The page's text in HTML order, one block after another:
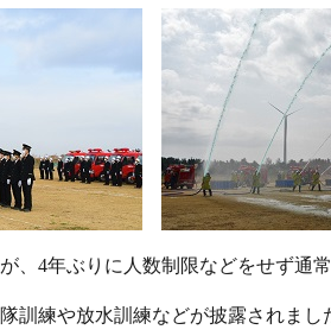
、4年ぶりに人数制限などをせず通
訓練や放水訓練などが披露されまし